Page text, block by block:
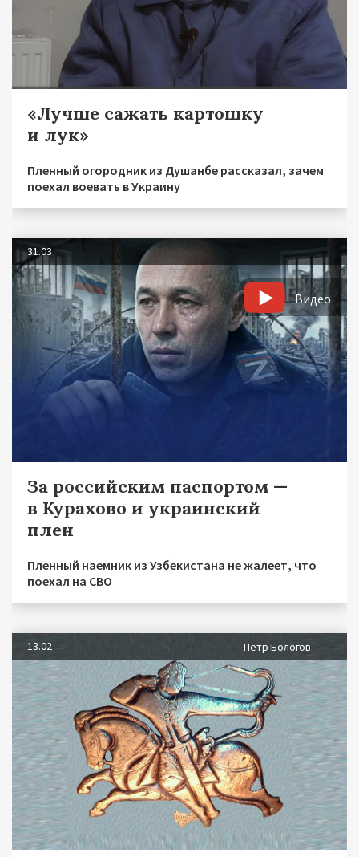
«Лучше сажать картошку
и лук»
Пленный огородник из Душанбе рассказал, зачем
поехал воевать в Украину
31.03
Видео
За российским паспортом —
в Курахово и украинский
плен
Пленный наемник из Узбекистана не жалеет, что
поехал на СВО
13.02 Пётр Бологов